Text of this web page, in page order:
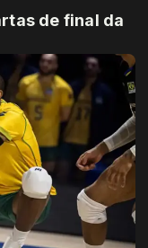
de final da